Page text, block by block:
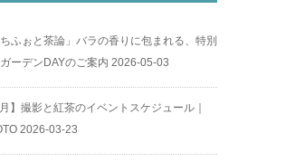
ちふぉと茶論」バラの香りに包まれる、特別
ーデンDAYのご案内 2026-05-03
】撮影と紅茶のイベントスケジュール｜
2026-03-23